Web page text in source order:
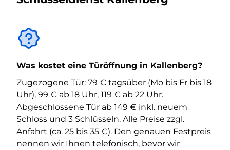
Was kostet eine Türöffnung in Kallenberg?
Zugezogene Tür: 79 € tagsüber (Mo bis Fr bis 18
Uhr), 99 € ab 18 Uhr, 119 € ab 22 Uhr.
Abgeschlossene Tür ab 149 € inkl. neuem
Schloss und 3 Schlüsseln. Alle Preise zzgl.
Anfahrt (ca. 25 bis 35 €). Den genauen Festpreis
nennen wir Ihnen telefonisch, bevor wir